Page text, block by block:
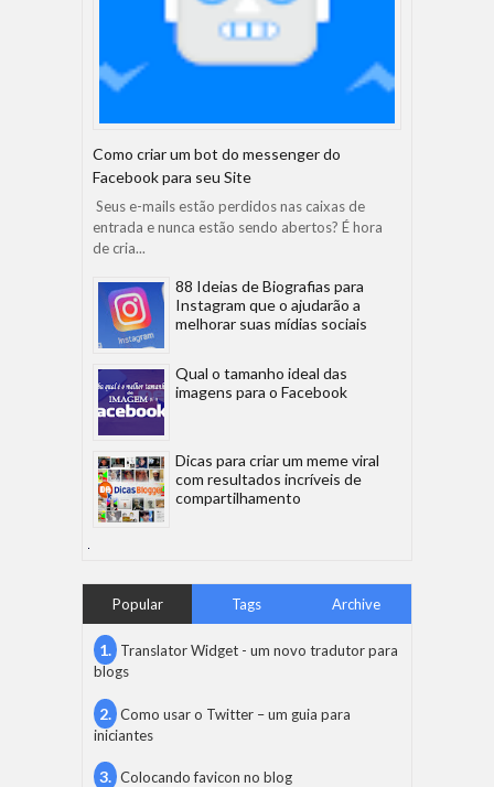
Como criar um bot do messenger do
Facebook para seu Site
Seus e-mails estão perdidos nas caixas de
entrada e nunca estão sendo abertos? É hora
de cria...
88 Ideias de Biografias para
Instagram que o ajudarão a
melhorar suas mídias sociais
Qual o tamanho ideal das
imagens para o Facebook
Dicas para criar um meme viral
com resultados incríveis de
compartilhamento
Popular Tags Archive
Translator Widget - um novo tradutor para
blogs
Como usar o Twitter – um guia para
iniciantes
Colocando favicon no blog